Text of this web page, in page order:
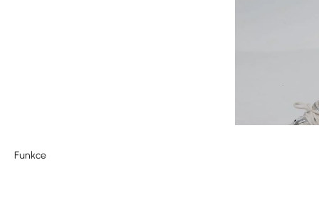
Funkce